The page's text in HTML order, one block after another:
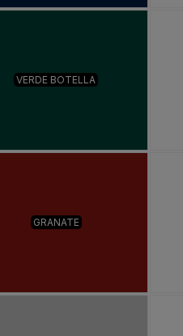
VERDE BOTELLA
GRANATE